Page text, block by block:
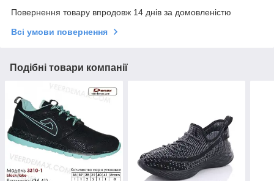
Повернення товару впродовж 14 днів за домовленістю
Всі умови повернення
Подібні товари компанії